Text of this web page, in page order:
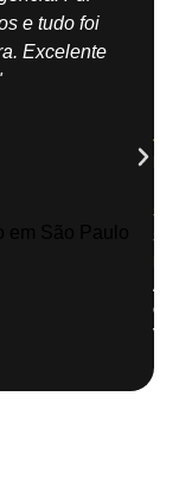
e tudo foi
Excelente
de